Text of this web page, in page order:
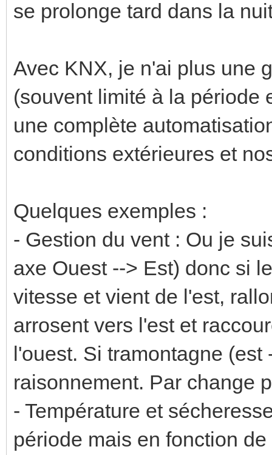
se prolonge tard dans la
Avec KNX, je n'ai plus une
(souvent limité à la période
une complète
conditions extérieures et
Quelques exemples :
- Gestion du vent : Ou je
axe Ouest --> Est) donc si
vitesse et vient de l'est,
arrosent vers l'est et
l'ouest. Si tramontagne
raisonnement. Par change
- Température et
période mais en fonction